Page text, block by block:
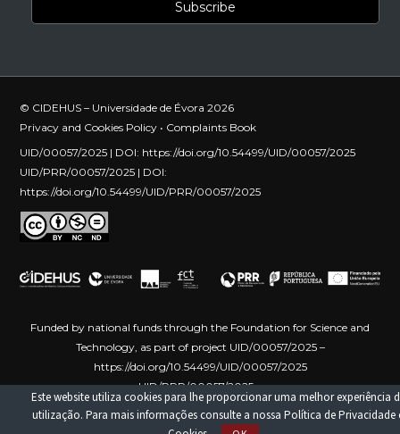
Este website utiliza cookies para lhe proporcionar uma melhor experiência
utilização. Para mais informações consulte a nossa Política de Privacidade
© CIDEHUS – Universidade de Évora 2026
Privacy and Cookies Policy • Complaints Book
UID/00057/2025 | DOI: https://doi.org/10.54499/UID/00057/2025
UID/PRR/00057/2025 | DOI:
https://doi.org/10.54499/UID/PRR/00057/2025
Funded by national funds through the Foundation for Science and
Technology, as part of project UID/00057/2025 –
https://doi.org/10.54499/UID/00057/2025
UID/PRR/00057/2025 –
https://doi.org/10.54499/UID/PRR/00057/2025
Funded by the
European Union – NextGenerationEU